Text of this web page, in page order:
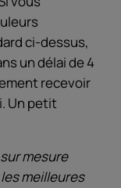
ci-dessus,
un délai de 4
recevoir
Un petit
mesure
meilleures